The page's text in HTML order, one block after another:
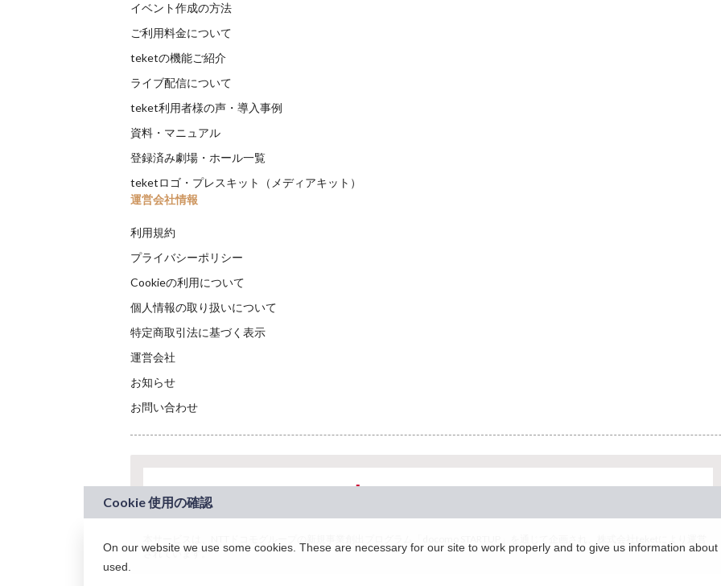
イベント作成の方法
ご利用料金について
teketの機能ご紹介
ライブ配信について
teket利用者様の声・導入事例
資料・マニュアル
登録済み劇場・ホール一覧
teketロゴ・プレスキット（メディアキット）
運営会社情報
利用規約
プライバシーポリシー
Cookieの利用について
個人情報の取り扱いについて
特定商取引法に基づく表示
運営会社
お知らせ
お問い合わせ
されています。
On our website we use some cookies. These are necessary for our site to work properly and to give us information
used.